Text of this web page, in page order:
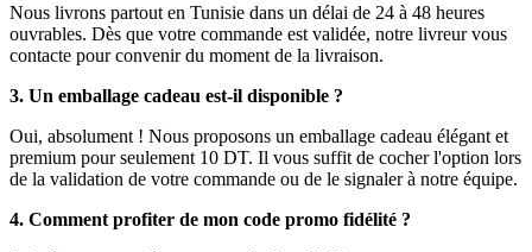
Nous livrons partout en Tunisie dans un délai de 24 à 48 heures
ouvrables. Dès que votre commande est validée, notre livreur vous
contacte pour convenir du moment de la livraison.
3. Un emballage cadeau est-il disponible ?
Oui, absolument ! Nous proposons un emballage cadeau élégant et
premium pour seulement 10 DT. Il vous suffit de cocher l'option lors
de la validation de votre commande ou de le signaler à notre équipe.
4. Comment profiter de mon code promo fidélité ?